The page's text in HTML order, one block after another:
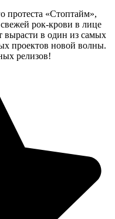
протеста «Стоптайм»,
рок-крови в лице
вырасти в один из самых
проектов новой волны.
релизов!